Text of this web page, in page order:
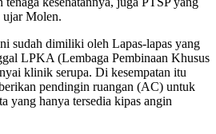
ujar Molen.
sudah dimiliki oleh Lapas-lapas yang
LPKA (Lembaga Pembinaan Khusus
klinik serupa. Di kesempatan itu
pendingin ruangan (AC) untuk
yang hanya tersedia kipas angin